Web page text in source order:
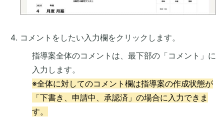
コメントをしたい入力欄をクリックします。
指導案全体のコメントは、最下部の「コメント」に
入力します。
※全体に対してのコメント欄は指導案の作成状態が
「下書き、申請中、承認済」の場合に入力できま
す。